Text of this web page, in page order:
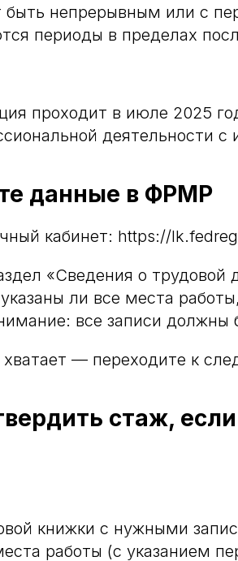
непрерывным или с
периоды в пределах
проходит в июле 2025
деятельности
данные в ФРМР
кабинет: https://
«Сведения о трудовой
ли все места
все записи должны
хватает — переходите к
стаж,
книжки с нужными
работы (с указанием